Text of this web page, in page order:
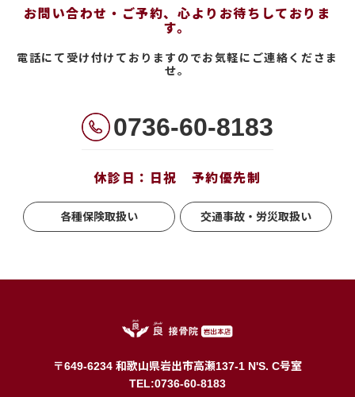
お問い合わせ・ご予約、心よりお待ちしておりま
す。
電話にて受け付けておりますのでお気軽にご連絡くださま
せ。
0736-60-8183
休診日：日祝 予約優先制
各種保険取扱い 交通事故・労災取扱い
〒649-6234 和歌山県岩出市高瀬137-1 N'S. C号室
TEL:0736-60-8183